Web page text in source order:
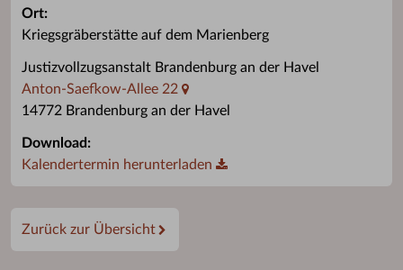
Ort:
Kriegsgräberstätte auf dem Marienberg
Justizvollzugsanstalt Brandenburg an der Havel
Anton-Saefkow-Allee 22
14772 Brandenburg an der Havel
Download:
Kalendertermin herunterladen
Zurück zur Übersicht